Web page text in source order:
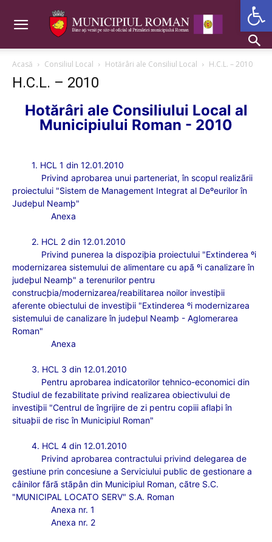
Acasă Consiliul Local Hotărâri ale Consiliul Local H.C.L. – 2010
H.C.L. – 2010
Hotărâri ale Consiliului Local al
Municipiului Roman - 2010
1. HCL 1 din 12.01.2010
Privind aprobarea unui parteneriat,în scopul realizãrii
proiectului "Sistem de Management Integrat al Deºeurilor în
Judeþul Neamþ"
Anexa
2. HCL 2 din 12.01.2010
Privind punerea la dispoziþia proiectului "Extinderea ºi
modernizarea sistemului de alimentare cu apã ºi canalizare în
judeþul Neamþ" a terenurilor pentru
construcþia/modernizarea/reabilitarea noilor investiþii
aferente obiectului de investiþii "Extinderea ºi modernizarea
sistemului de canalizare în judeþul Neamþ - Aglomerarea
Roman"
Anexa
3. HCL 3 din 12.01.2010
Pentru aprobarea indicatorilor tehnico-economici din
Studiul de fezabilitate privind realizarea obiectivului de
investiþii "Centrul de îngrijire de zi pentru copiii aflaþi în
situaþii de risc în Municipiul Roman"
4. HCL 4 din 12.01.2010
Privind aprobarea contractului privind delegarea de
gestiune prin concesiune a Serviciului public de gestionare a
câinilor fãrã stãpân din Municipiul Roman, cãtre S.C.
"MUNICIPAL LOCATO SERV" S.A. Roman
Anexa nr. 1
Anexa nr. 2